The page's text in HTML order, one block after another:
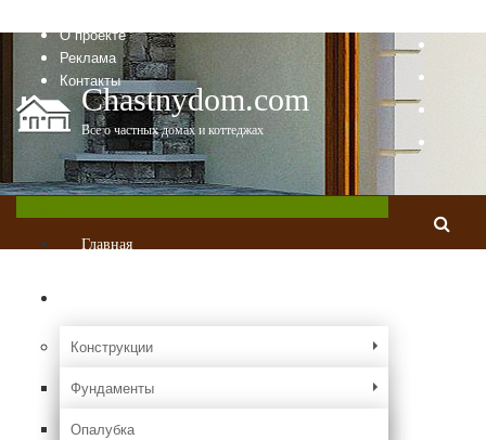
О проекте
Реклама
Контакты
Chastnydom.com
Все о частных домах и коттеджах
Главная
Конструкции
Фундаменты
Опалубка